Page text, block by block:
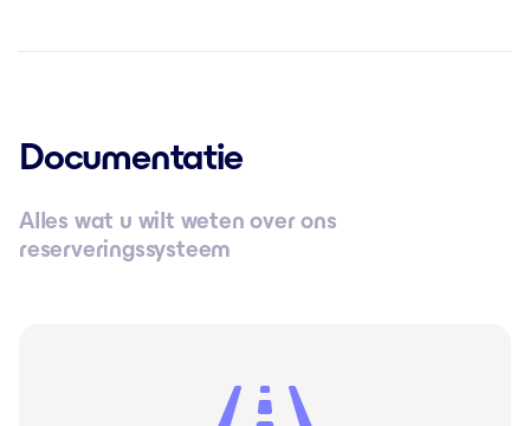
Documentatie
Alles wat u wilt weten over ons
reserveringssysteem